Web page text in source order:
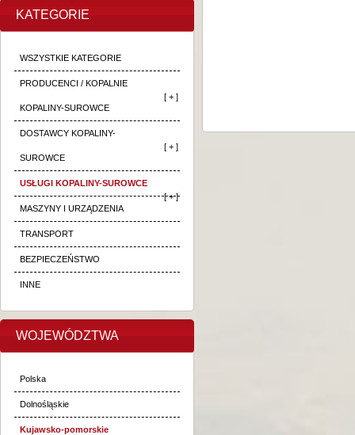
KATEGORIE
WSZYSTKIE KATEGORIE
PRODUCENCI / KOPALNIE
KOPALINY-SUROWCE
[ + ]
DOSTAWCY KOPALINY-
SUROWCE
[ + ]
USŁUGI KOPALINY-SUROWCE
[ + ]
MASZYNY I URZĄDZENIA
TRANSPORT
BEZPIECZEŃSTWO
INNE
WOJEWÓDZTWA
Polska
Dolnośląskie
Kujawsko-pomorskie